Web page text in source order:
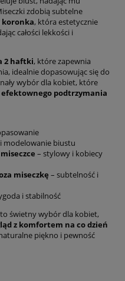
zdobią subtelne
, która estetycznie
całości lekkości i
2 haftki, które zapewnia
idealnie dopasowując się do
wybór dla kobiet, które
podtrzymania
modelowanie biustu
– stylowy i kobiecy
miseczkę – subtelność i
i stabilność
świetny wybór dla kobiet,
z komfortem na co dzień
piękno i pewność